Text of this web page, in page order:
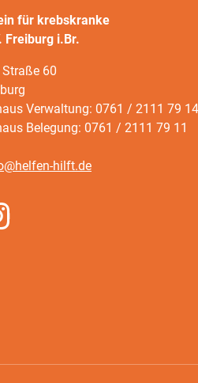
für krebskranke
Freiburg i.Br.
60
Verwaltung: 0761 / 2111 79 14
Belegung: 0761 / 2111 79 11
hilft.de